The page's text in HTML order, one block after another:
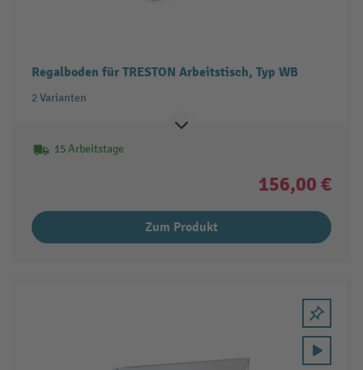
Regalboden für TRESTON Arbeitstisch, Typ WB
2 Varianten
15 Arbeitstage
156,00 €
Zum Produkt